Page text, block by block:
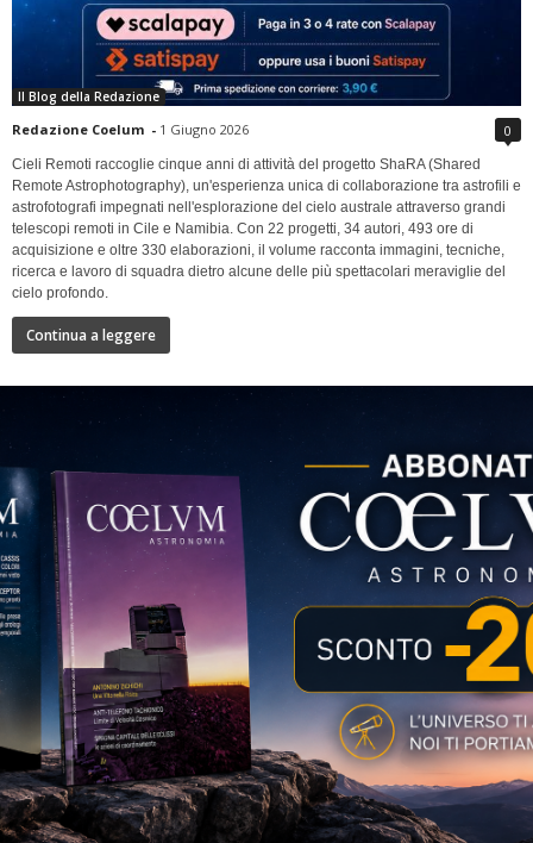
Il Blog della Redazione
Redazione Coelum - 1 Giugno 2026 0
Cieli Remoti raccoglie cinque anni di attività del progetto ShaRA (Shared
Remote Astrophotography), un'esperienza unica di collaborazione tra astrofili e
astrofotografi impegnati nell'esplorazione del cielo australe attraverso grandi
telescopi remoti in Cile e Namibia. Con 22 progetti, 34 autori, 493 ore di
acquisizione e oltre 330 elaborazioni, il volume racconta immagini, tecniche,
ricerca e lavoro di squadra dietro alcune delle più spettacolari meraviglie del
cielo profondo.
Continua a leggere